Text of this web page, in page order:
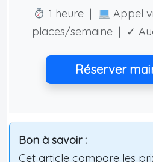
1 heure | Appel
places/semaine | ✓
Réserver
Bon à savoir :
Cet article compare les